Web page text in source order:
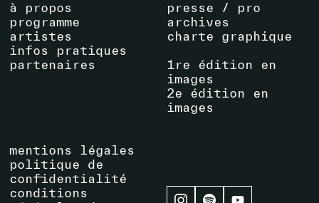
à propos
programme
artistes
infos pratiques
partenaires
presse / pro
archives
charte graphique
1re édition en
images
2e édition en
images
mentions légales
politique de
confidentialité
conditions